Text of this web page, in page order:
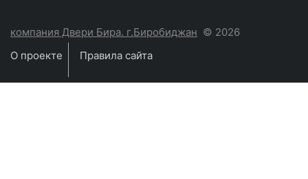
компания Двери Бира. г.Биробиджан © 2026
О проекте
Правила сайта